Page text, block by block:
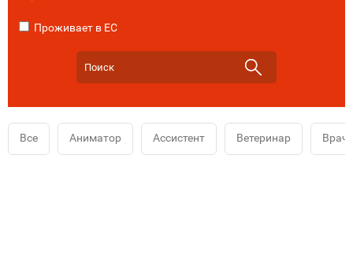
Проживает в ЕС
Все Аниматор Ассистент Ветеринар Врач